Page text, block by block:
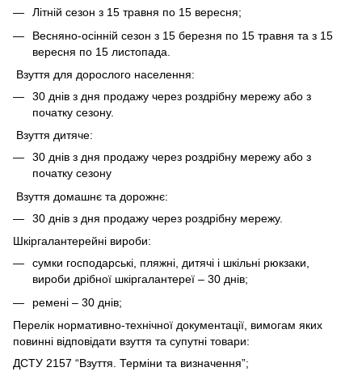
Літній сезон з 15 травня по 15 вересня;
Весняно-осінній сезон з 15 березня по 15 травня та з 15
вересня по 15 листопада.
Взуття для дорослого населення:
30 днів з дня продажу через роздрібну мережу або з
початку сезону.
Взуття дитяче:
30 днів з дня продажу через роздрібну мережу або з
початку сезону
Взуття домашнє та дорожнє:
30 днів з дня продажу через роздрібну мережу.
Шкіргалантерейні вироби:
сумки господарські, пляжні, дитячі і шкільні рюкзаки,
вироби дрібної шкіргалантереї – 30 днів;
ремені – 30 днів;
Перелік нормативно-технічної документації, вимогам яких
повинні відповідати взуття та супутні товари:
ДСТУ 2157 “Взуття. Терміни та визначення”;